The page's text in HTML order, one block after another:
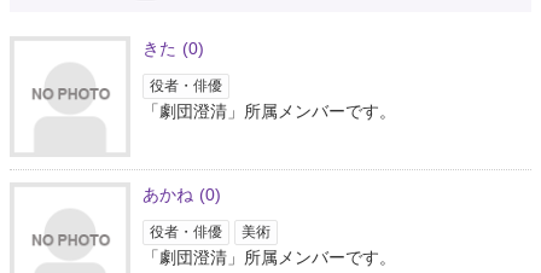
きた (0)
役者・俳優
「劇団澄清」所属メンバーです。
あかね (0)
役者・俳優 美術
「劇団澄清」所属メンバーです。